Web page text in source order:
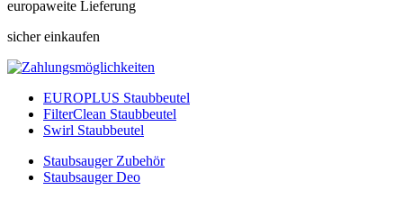
europaweite Lieferung
sicher einkaufen
EUROPLUS Staubbeutel
FilterClean Staubbeutel
Swirl Staubbeutel
Staubsauger Zubehör
Staubsauger Deo